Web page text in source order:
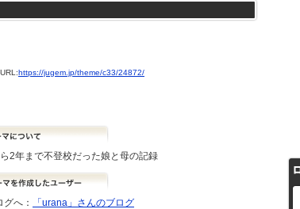
https://jugem.jp/theme/c33/24872/
2年まで不登校だった娘と母の記録
へ：
「urana」さんのブログ